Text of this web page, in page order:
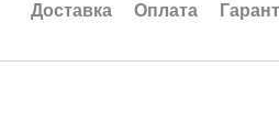
Доставка Оплата